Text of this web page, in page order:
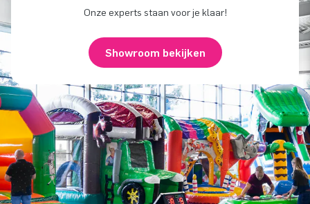
Onze experts staan voor je klaar!
Showroom bekijken